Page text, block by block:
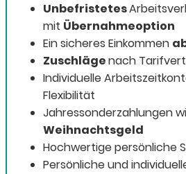
Unbefristetes
mit Übernahmeoption
Ein sicheres Einkommen
Zuschlägenach
Individuelle
Flexibilität
Jahressonderzahlungen
Weihnachtsgeld
Hochwertige persönliche
Persönliche und